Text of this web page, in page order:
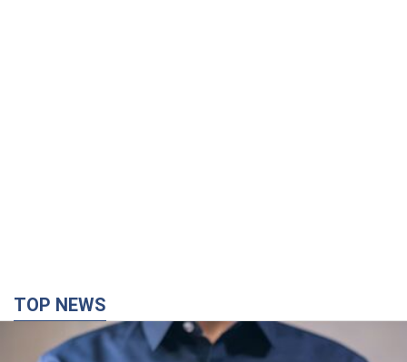
TOP NEWS